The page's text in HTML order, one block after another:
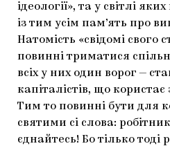
ідеології», та у світлі
із тим усім пам’ять про
Натомість «свідомі свого
повинні триматися
всіх у них один ворог —
капіталістів, що користає
Тим то повинні бути для
святими сі слова:
єднайтесь! Бо тілько тоді